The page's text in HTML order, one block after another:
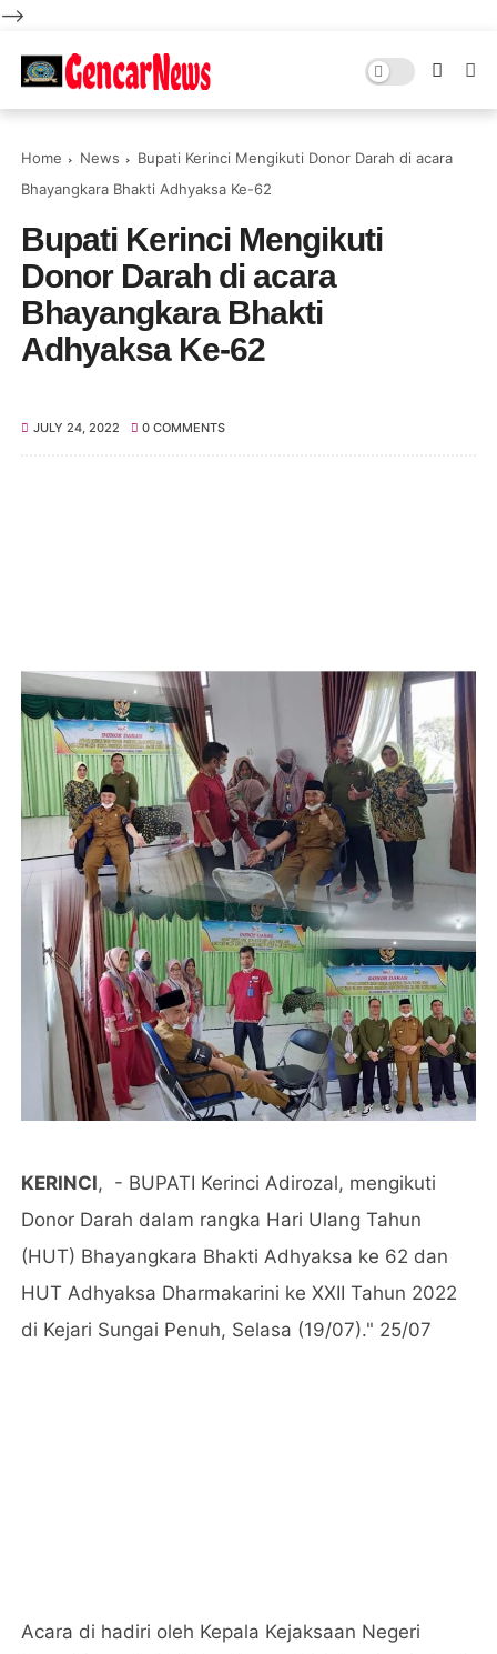
-->
Home News
Bupati Kerinci Mengikuti Donor Darah di acara
Bhayangkara Bhakti Adhyaksa Ke-62
Bupati Kerinci Mengikuti
Donor Darah di acara
Bhayangkara Bhakti
Adhyaksa Ke-62
JULY 24, 2022 0 COMMENTS
KERINCI, - BUPATI Kerinci Adirozal, mengikuti
Donor Darah dalam rangka Hari Ulang Tahun
(HUT) Bhayangkara Bhakti Adhyaksa ke 62 dan
HUT Adhyaksa Dharmakarini ke XXII Tahun 2022
di Kejari Sungai Penuh, Selasa (19/07)." 25/07
Acara di hadiri oleh Kepala Kejaksaan Negeri